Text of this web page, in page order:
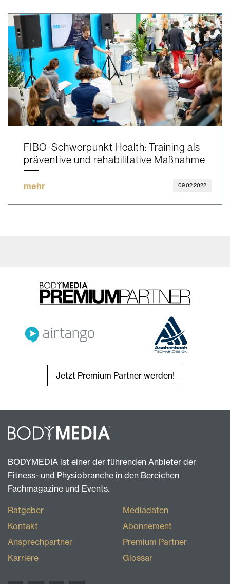
FIBO-Schwerpunkt Health: Training als
präventive und rehabilitative Maßnahme
mehr 09.02.2022
Jetzt Premium Partner werden!
BODYMEDIA ist einer der führenden Anbieter der
Fitness- und Physiobranche in den Bereichen
Fachmagazine und Events.
Ratgeber
Kontakt
Ansprechpartner
Karriere
Mediadaten
Abonnement
Premium Partner
Glossar